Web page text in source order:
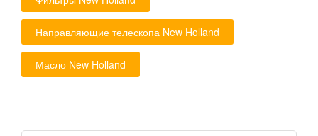
Направляющие телескопа New Holland
Масло New Holland